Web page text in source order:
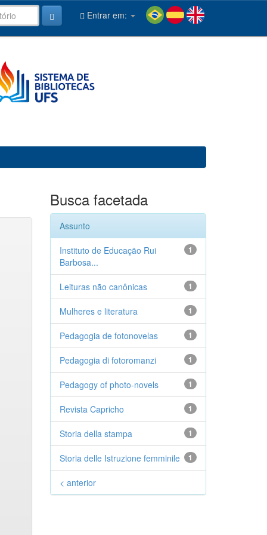
Entrar em:
Busca facetada
Assunto
1
Instituto de Educação Rui
Barbosa...
1
Leituras não canônicas
1
Mulheres e literatura
1
Pedagogia de fotonovelas
1
Pedagogia di fotoromanzi
1
Pedagogy of photo-novels
1
Revista Capricho
1
Storia della stampa
1
Storia delle Istruzione femminile
< anterior